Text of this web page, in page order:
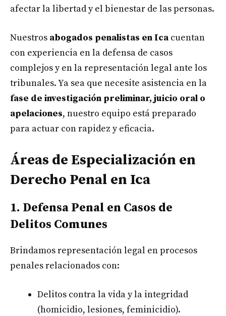
afectar la libertad y el bienestar de las personas.
Nuestros abogados penalistas en Icacuentan
con experiencia en la defensa de casos
complejos y en la representación legal ante los
tribunales. Ya sea que necesite asistencia en la
fase de investigación preliminar, juicio oral o
apelaciones, nuestro equipo está preparado
para actuar con rapidez y eficacia.
Áreas de Especialización en
Derecho Penal en Ica
1. Defensa Penal en Casos de
Delitos Comunes
Brindamos representación legal en procesos
penales relacionados con:
Delitos contra la vida y la integridad
(homicidio, lesiones, feminicidio).